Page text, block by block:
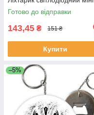
Готово до відправки
143,45 ₴ 151 ₴
Купити
–5%